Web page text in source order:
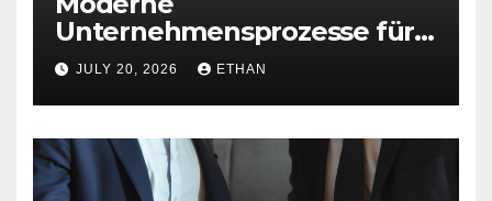
Unternehmensprozesse für
nachhaltige
Betriebsentwicklung
JULY 20, 2026 ETHAN